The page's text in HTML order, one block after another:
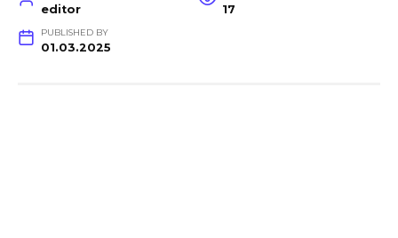
editor 17
PUBLISHED BY
01.03.2025